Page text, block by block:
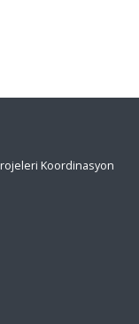
Koordinasyon